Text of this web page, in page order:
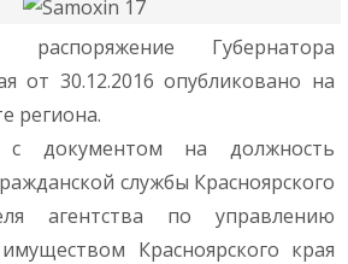
распоряжение Губернатора
от 30.12.2016 опубликовано на
региона.
с документом на должность
службы Красноярского
агентства по управлению
Красноярского края